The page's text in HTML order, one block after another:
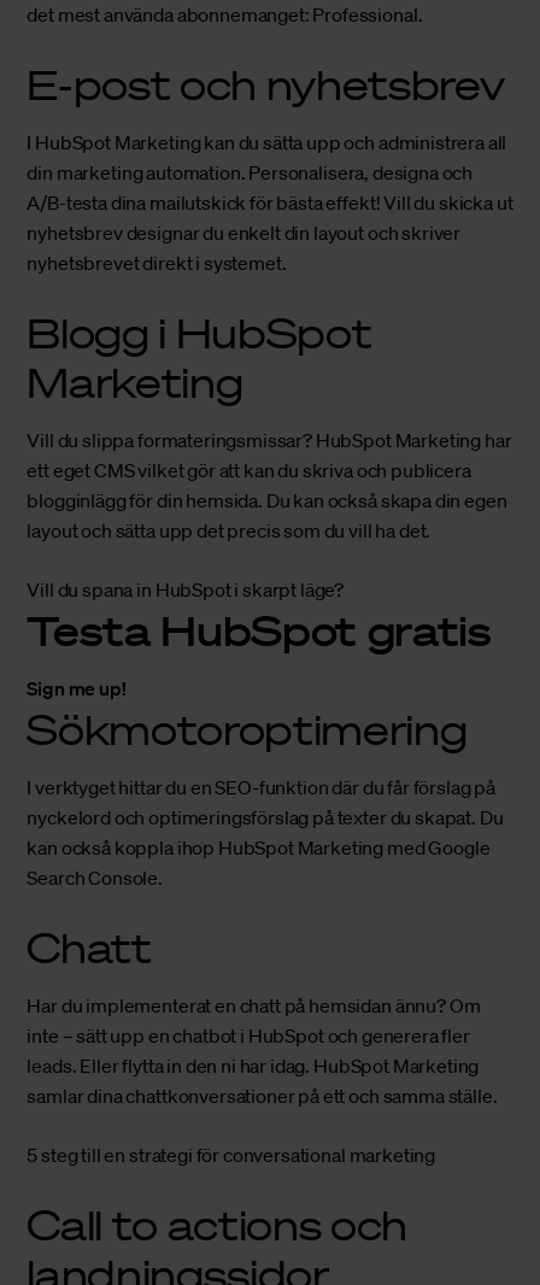
det mest använda abonnemanget: Professional.
E-post och nyhetsbrev
I HubSpot Marketing kan du sätta upp och administrera all
din marketing automation. Personalisera, designa och
A/B-testa dina mailutskick för bästa effekt! Vill du skicka ut
nyhetsbrevdesignar du enkelt din layout och skriver
nyhetsbrevet direkt i systemet.
Blogg i HubSpot
Marketing
Vill du slippa formateringsmissar? HubSpot Marketing har
ett eget CMS vilket gör att kan du skriva och publicera
blogginlägg för din hemsida. Du kan också skapa din egen
layout och sätta upp det precis som du vill ha det.
Vill du spana in HubSpot i skarpt läge?
Testa HubSpot gratis
Sign me up!
Sökmotoroptimering
I verktyget hittar du en SEO-funktion där du får förslag på
nyckelord och optimeringsförslag på texter du skapat. Du
kan också koppla ihop HubSpot Marketing med Google
Search Console.
Chatt
Har du implementerat en chatt på hemsidan ännu? Om
inte – sätt upp en chatbot i HubSpot och generera fler
leads. Eller flytta in den ni har idag. HubSpot Marketing
samlar dina chattkonversationer på ett och samma ställe.
5 steg till en strategi för conversational marketing
Call to actions och
landningssidor